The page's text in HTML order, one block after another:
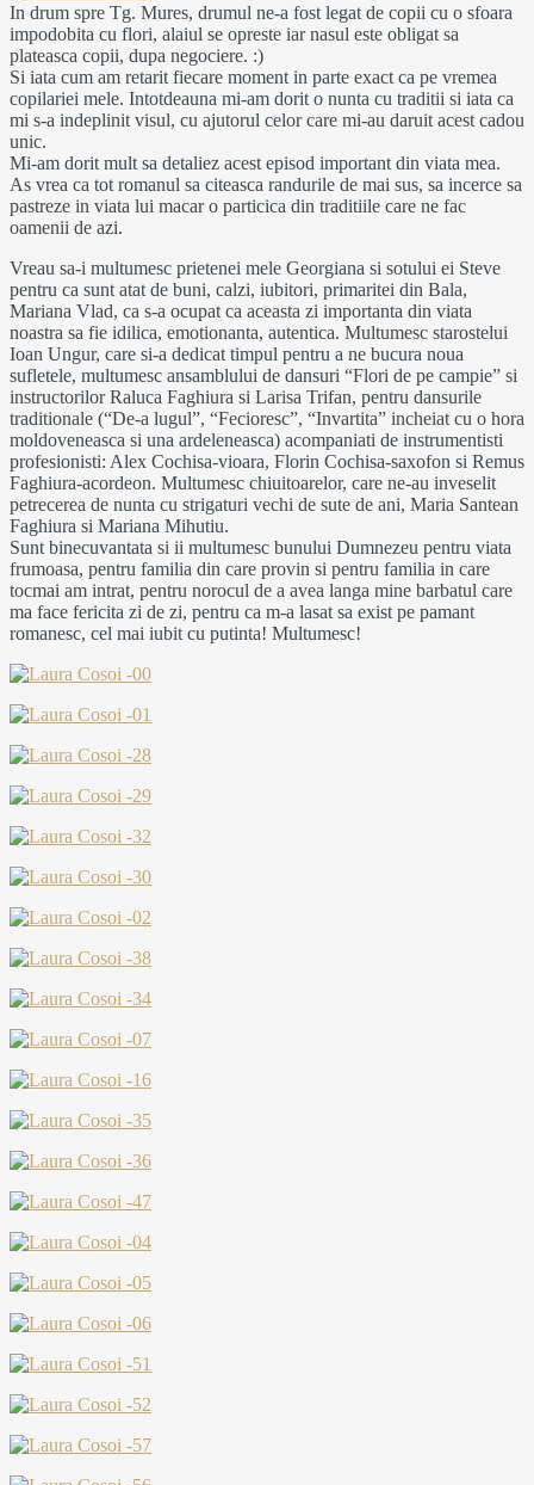
In drum spre Tg. Mures, drumul ne-a fost legat de copii cu o sfoara
impodobita cu flori, alaiul se opreste iar nasul este obligat sa
plateasca copii, dupa negociere. :)
Si iata cum am retarit fiecare moment in parte exact ca pe vremea
copilariei mele. Intotdeauna mi-am dorit o nunta cu traditii si iata ca
mi s-a indeplinit visul, cu ajutorul celor care mi-au daruit acest cadou
unic.
Mi-am dorit mult sa detaliez acest episod important din viata mea.
As vrea ca tot romanul sa citeasca randurile de mai sus, sa incerce sa
pastreze in viata lui macar o particica din traditiile care ne fac
oamenii de azi.
Vreau sa-i multumesc prietenei mele Georgiana si sotului ei Steve
pentru ca sunt atat de buni, calzi, iubitori, primaritei din Bala,
Mariana Vlad, ca s-a ocupat ca aceasta zi importanta din viata
noastra sa fie idilica, emotionanta, autentica. Multumesc starostelui
Ioan Ungur, care si-a dedicat timpul pentru a ne bucura noua
sufletele, multumesc ansamblului de dansuri “Flori de pe campie” si
instructorilor Raluca Faghiura si Larisa Trifan, pentru dansurile
traditionale (“De-a lugul”, “Fecioresc”, “Invartita” incheiat cu o hora
moldoveneasca si una ardeleneasca) acompaniati de instrumentisti
profesionisti: Alex Cochisa-vioara, Florin Cochisa-saxofon si Remus
Faghiura-acordeon. Multumesc chiuitoarelor, care ne-au inveselit
petrecerea de nunta cu strigaturi vechi de sute de ani, Maria Santean
Faghiura si Mariana Mihutiu.
Sunt binecuvantata si ii multumesc bunului Dumnezeu pentru viata
frumoasa, pentru familia din care provin si pentru familia in care
tocmai am intrat, pentru norocul de a avea langa mine barbatul care
ma face fericita zi de zi, pentru ca m-a lasat sa exist pe pamant
romanesc, cel mai iubit cu putinta! Multumesc!